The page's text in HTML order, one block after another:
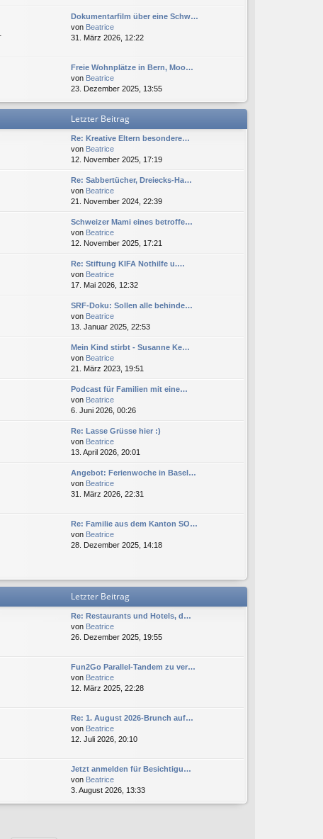
a
B
e
t
g
e
s
e
B
e
t
r
g
Dokumentarfilm über eine Schw…
von Beatrice
e
e
s
e
r
B
e
t
a
31. März 2026, 12:22
Freie Wohnplätze in Bern, Moo…
von Beatrice
e
e
s
t
e
B
e
i
r
g
23. Dezember 2025, 13:55
Letzter Beitrag
Re: Kreative Eltern besondere…
von Beatrice
e
u
e
t
e
r
e
i
a
g
12. November 2025, 17:19
Re: Sabbertücher, Dreiecks-Ha…
von Beatrice
e
u
e
t
e
e
i
t
a
g
21. November 2024, 22:39
Schweizer Mami eines betroffe…
von Beatrice
e
u
e
e
r
e
i
t
a
g
12. November 2025, 17:21
Re: Stiftung KIFA Nothilfe u.…
von Beatrice
u
e
t
e
r
e
i
t
a
g
17. Mai 2026, 12:32
SRF-Doku: Sollen alle behinde…
von Beatrice
e
u
e
t
e
r
e
i
t
a
g
13. Januar 2025, 22:53
Mein Kind stirbt - Susanne Ke…
von Beatrice
e
u
e
t
e
r
e
i
t
a
21. März 2023, 19:51
Podcast für Familien mit eine…
von Beatrice
e
u
e
t
e
r
e
t
r
g
6. Juni 2026, 00:26
Re: Lasse Grüsse hier :)
von Beatrice
e
u
e
t
r
B
i
a
g
13. April 2026, 20:01
Angebot: Ferienwoche in Basel…
von Beatrice
e
e
s
e
e
i
t
a
31. März 2026, 22:31
Re: Familie aus dem Kanton SO…
von Beatrice
e
t
e
r
B
i
a
28. Dezember 2025, 14:18
Letzter Beitrag
Re: Restaurants und Hotels, d…
von Beatrice
e
e
s
e
B
e
g
26. Dezember 2025, 19:55
Fun2Go Parallel-Tandem zu ver…
von Beatrice
e
e
s
e
B
e
t
r
12. März 2025, 22:28
Re: 1. August 2026-Brunch auf…
von Beatrice
e
e
s
e
r
12. Juli 2026, 20:10
Jetzt anmelden für Besichtigu…
von Beatrice
e
3. August 2026, 13:33